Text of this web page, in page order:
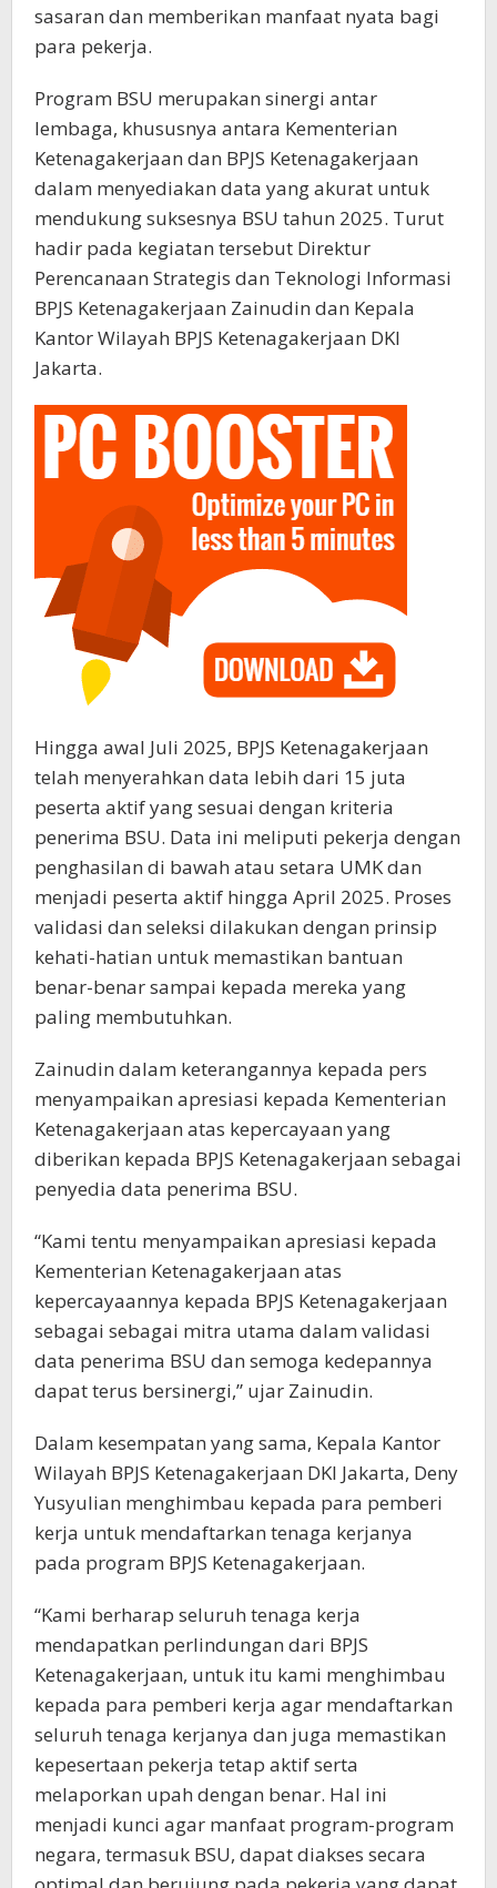
sasaran dan memberikan manfaat nyata bagi
para pekerja.
Program BSU merupakan sinergi antar
lembaga, khususnya antara Kementerian
Ketenagakerjaan dan BPJS Ketenagakerjaan
dalam menyediakan data yang akurat untuk
mendukung suksesnya BSU tahun 2025. Turut
hadir pada kegiatan tersebut Direktur
Perencanaan Strategis dan Teknologi Informasi
BPJS Ketenagakerjaan Zainudin dan Kepala
Kantor Wilayah BPJS Ketenagakerjaan DKI
Jakarta.
Hingga awal Juli 2025, BPJS Ketenagakerjaan
telah menyerahkan data lebih dari 15 juta
peserta aktif yang sesuai dengan kriteria
penerima BSU. Data ini meliputi pekerja dengan
penghasilan di bawah atau setara UMK dan
menjadi peserta aktif hingga April 2025. Proses
validasi dan seleksi dilakukan dengan prinsip
kehati-hatian untuk memastikan bantuan
benar-benar sampai kepada mereka yang
paling membutuhkan.
Zainudin dalam keterangannya kepada pers
menyampaikan apresiasi kepada Kementerian
Ketenagakerjaan atas kepercayaan yang
diberikan kepada BPJS Ketenagakerjaan sebagai
penyedia data penerima BSU.
“Kami tentu menyampaikan apresiasi kepada
Kementerian Ketenagakerjaan atas
kepercayaannya kepada BPJS Ketenagakerjaan
sebagai sebagai mitra utama dalam validasi
data penerima BSU dan semoga kedepannya
dapat terus bersinergi,” ujar Zainudin.
Dalam kesempatan yang sama, Kepala Kantor
Wilayah BPJS Ketenagakerjaan DKI Jakarta, Deny
Yusyulian menghimbau kepada para pemberi
kerja untuk mendaftarkan tenaga kerjanya
pada program BPJS Ketenagakerjaan.
“Kami berharap seluruh tenaga kerja
mendapatkan perlindungan dari BPJS
Ketenagakerjaan, untuk itu kami menghimbau
kepada para pemberi kerja agar mendaftarkan
seluruh tenaga kerjanya dan juga memastikan
kepesertaan pekerja tetap aktif serta
melaporkan upah dengan benar. Hal ini
menjadi kunci agar manfaat program-program
negara, termasuk BSU, dapat diakses secara